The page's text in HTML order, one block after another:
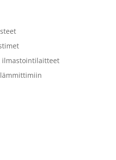
ilmastointilaitteet